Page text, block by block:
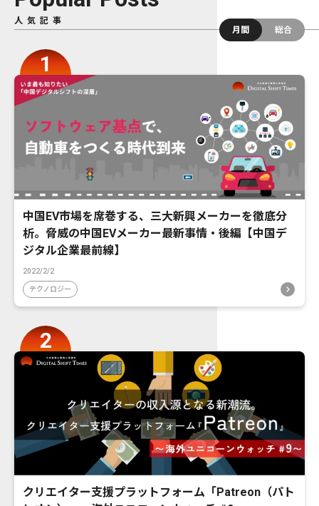
人気記事
月間
総合
中国EV市場を席巻する、三大新興メーカーを徹底分
析。脅威の中国EVメーカー最新事情・後編【中国デ
ジタル企業最前線】
2022/2/2
テクノロジー
クリエイター支援プラットフォーム「Patreon（パト